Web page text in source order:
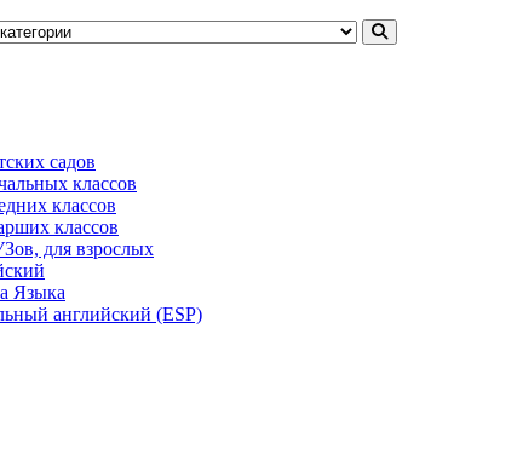
садов
классов
классов
классов
для взрослых
Языка
английский (ESP)